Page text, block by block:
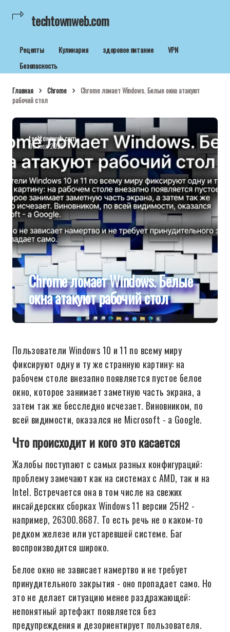
techtownweb.com
Рецепты Кулинария здоровое питание
VPN
Безопасность
Главная Chrome
Chrome ломает Windows. Белые окна атакуют
рабочий стол
techtownweb.com
06 июл 2026
Chrome ломает Windows. Белые
окна атакуют рабочий стол
Пользователи Windows 10 и 11 по всему миру
фиксируют одну и ту же странную картину: на
рабочем столе внезапно появляется пустое белое
окно, которое занимает заметную часть экрана, а
затем так же бесследно исчезает. Виновником, по
всей видимости, оказался не Microsoft - а Google.
Что происходит и кого это касается
Жалобы поступают с самых разных конфигураций:
проблему замечают как на системах с AMD, так и на
Intel. Встречается она в том числе на свежих
инсайдерских сборках Windows 11 версии 25H2 -
например, 26300.8687. То есть речь не о каком-то
редком железе или устаревшей системе. Баг
воспроизводится широко.
Белое окно не зависает намертво и не требует
принудительного закрытия - оно пропадает само. Но
это не делает ситуацию менее раздражающей:
непонятный артефакт появляется без
предупреждения и дезориентирует пользователя.